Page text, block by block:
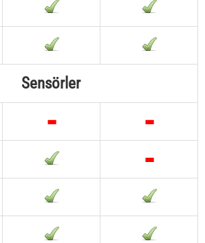
Sensörler